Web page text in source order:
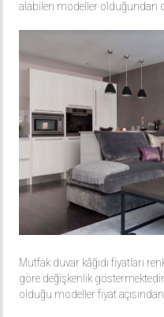
alabilen modeller olduğundan
Mutfak duvar kâğıdı fiyatları
göre değişkenlik
olduğu modeller fiyat